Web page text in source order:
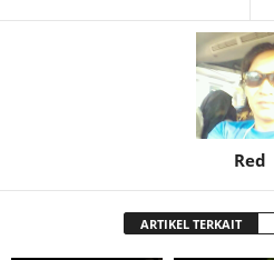
Red
ARTIKEL TERKAIT